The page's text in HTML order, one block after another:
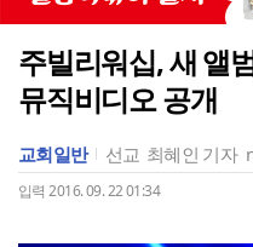
주빌리워십, 새 앨
뮤직비디오 공개
교회일반 선교 최혜인 기자
입력 2016. 09. 22 01:34